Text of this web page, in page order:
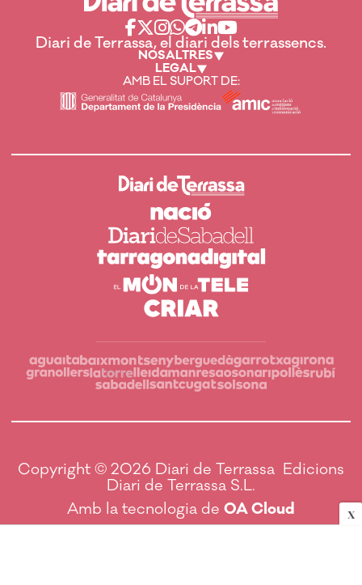
X
Diari de Terrassa, el diari dels terrassencs.
NOSALTRES
LEGAL
AMB EL SUPORT DE:
Copyright © 2026 Diari de Terrassa Edicions
Diari de Terrassa S.L.
Amb la tecnologia de OA Cloud